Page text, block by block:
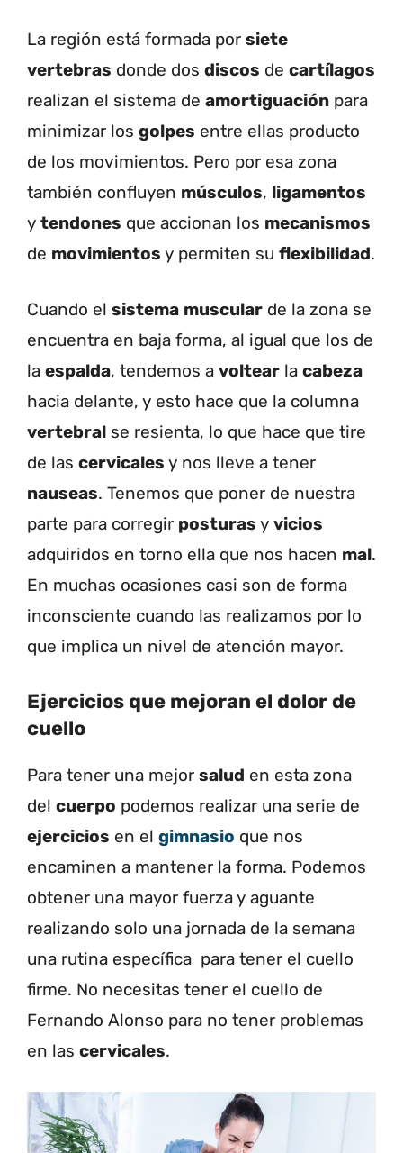
La región está formada por siete
vertebras donde dos discos de cartílagos
realizan el sistema de amortiguación para
minimizar los golpes entre ellas producto
de los movimientos. Pero por esa zona
también confluyen músculos, ligamentos
y tendones que accionan los mecanismos
de movimientos y permiten su flexibilidad.
Cuando el sistema muscular de la zona se
encuentra en baja forma, al igual que los de
la espalda, tendemos a voltear la cabeza
hacia delante, y esto hace que la columna
vertebral se resienta, lo que hace que tire
de las cervicales y nos lleve a tener
nauseas. Tenemos que poner de nuestra
parte para corregir posturas y vicios
adquiridos en torno ella que nos hacen mal.
En muchas ocasiones casi son de forma
inconsciente cuando las realizamos por lo
que implica un nivel de atención mayor.
Ejercicios que mejoran el dolor de
cuello
Para tener una mejor salud en esta zona
del cuerpo podemos realizar una serie de
ejercicios en el gimnasio que nos
encaminen a mantener la forma. Podemos
obtener una mayor fuerza y aguante
realizando solo una jornada de la semana
una rutina específica para tener el cuello
firme. No necesitas tener el cuello de
Fernando Alonso para no tener problemas
en las cervicales.